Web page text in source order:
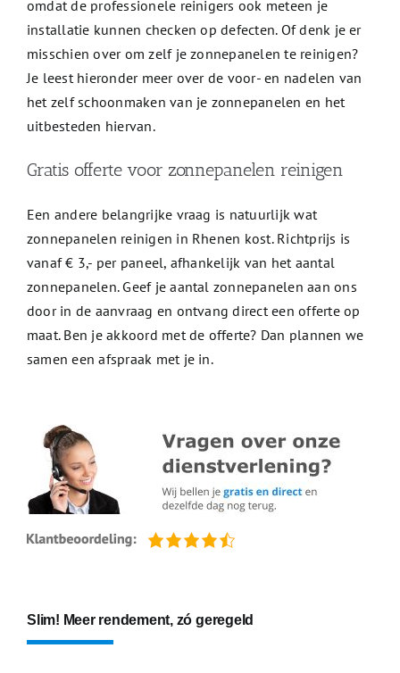
omdat de professionele reinigers ook meteen je
installatie kunnen checken op defecten. Of denk je er
misschien over om zelf je zonnepanelen te reinigen?
Je leest hieronder meer over de voor- en nadelen van
het zelf schoonmaken van je zonnepanelen en het
uitbesteden hiervan.
Gratis offerte voor zonnepanelen reinigen
Een andere belangrijke vraag is natuurlijk wat
zonnepanelen reinigen in Rhenen kost. Richtprijs is
vanaf € 3,- per paneel, afhankelijk van het aantal
zonnepanelen. Geef je aantal zonnepanelen aan ons
door in de aanvraag en ontvang direct een offerte op
maat. Ben je akkoord met de offerte? Dan plannen we
samen een afspraak met je in.
Slim! Meer rendement, zó geregeld